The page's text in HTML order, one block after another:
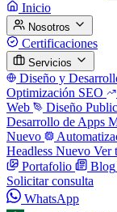
Inicio
Nosotros
Certificaciones
Servicios
Diseño y
Optimización SEO
Web
Diseño
Desarrollo de Apps
Nuevo
Headless Nuevo Ver
Portafolio
Blog
Solicitar consulta
WhatsApp